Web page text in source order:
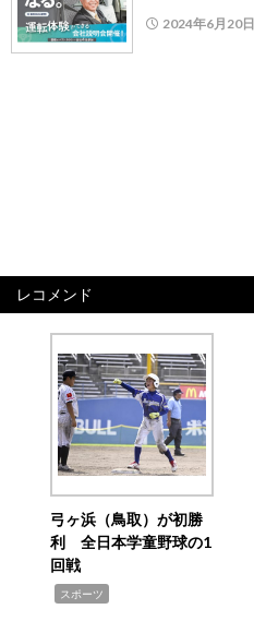
2024年6月20日
レコメンド
弓ヶ浜（鳥取）が初勝
利 全日本学童野球の1
回戦
スポーツ